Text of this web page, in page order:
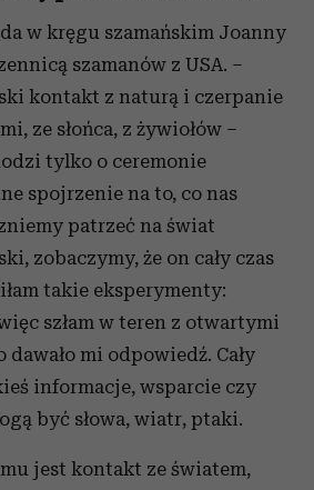
w kręgu szamańskim Joanny
szamanów z USA. –
kontakt z naturą i czerpanie
ze słońca, z żywiołów –
tylko o ceremonie
spojrzenie na to, co nas
patrzeć na świat
zobaczymy, że on cały czas
takie eksperymenty:
szłam w teren z otwartymi
mi odpowiedź. Cały
informacje, wsparcie czy
być słowa, wiatr, ptaki.
jest kontakt ze światem,